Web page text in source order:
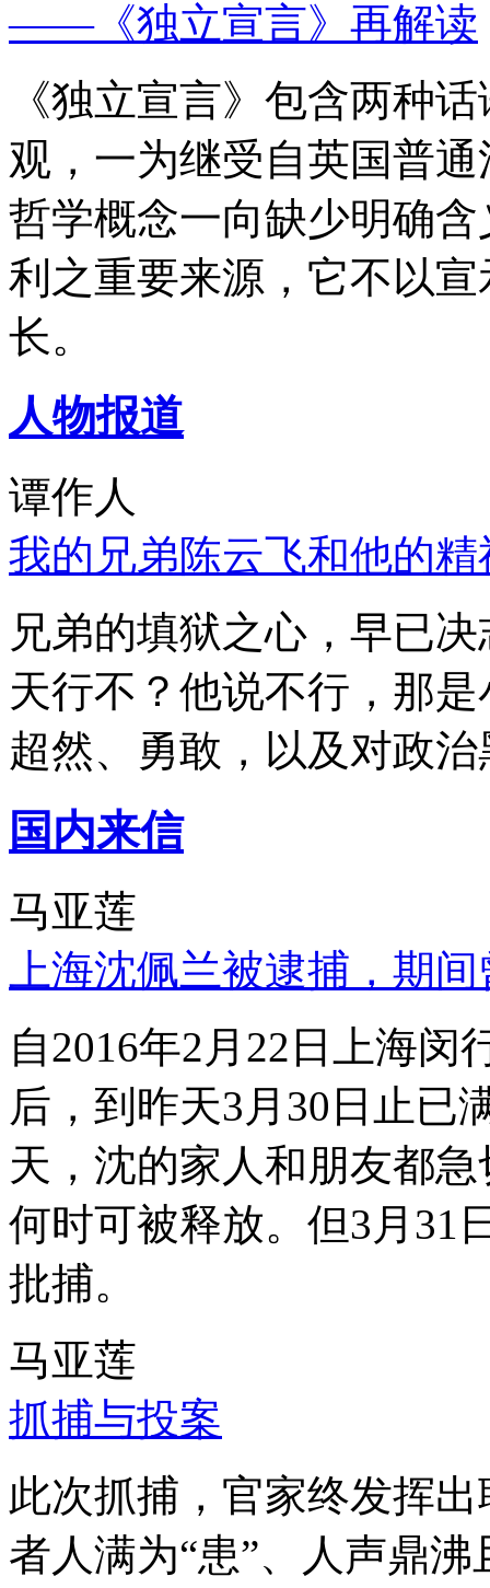
——《独立宣言》再解读
《独立宣言》包含两种
观，一为继受自英国普
哲学概念一向缺少明确
利之重要来源，它不以
长。
人物报道
谭作人
我的兄弟陈云飞和他的
兄弟的填狱之心，早已
天行不？他说不行，那
超然、勇敢，以及对政
国内来信
马亚莲
上海沈佩兰被逮捕，期
自2016年2月22日上海
后，到昨天3月30日止已
天，沈的家人和朋友都
何时可被释放。但3月31
批捕。
马亚莲
抓捕与投案
此次抓捕，官家终发挥
者人满为“患”、人声鼎